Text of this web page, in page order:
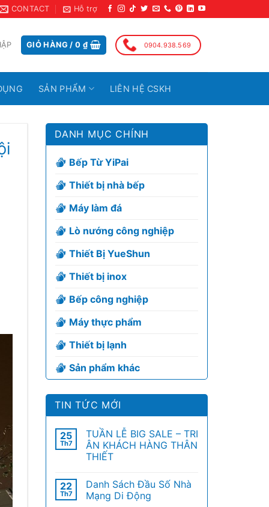
CONTACT Hỗ trợ
GIỎ HÀNG /0 ₫ 0904.938.569
SẢN PHẨM LIÊN HỆ CSKH
DANH MỤC CHÍNH
Bếp Từ YiPai
Thiết bị nhà bếp
Máy làm đá
Lò nướng công nghiệp
Thiết Bị YueShun
Thiết bị inox
Bếp công nghiệp
Máy thực phẩm
Thiết bị lạnh
Sản phẩm khác
TIN TỨC MỚI
25
Th7
TUẦN LỄ BIG SALE – TRI
ÂN KHÁCH HÀNG THÂN
THIẾT
22
Th7
Danh Sách Đầu Số Nhà
Mạng Di Động